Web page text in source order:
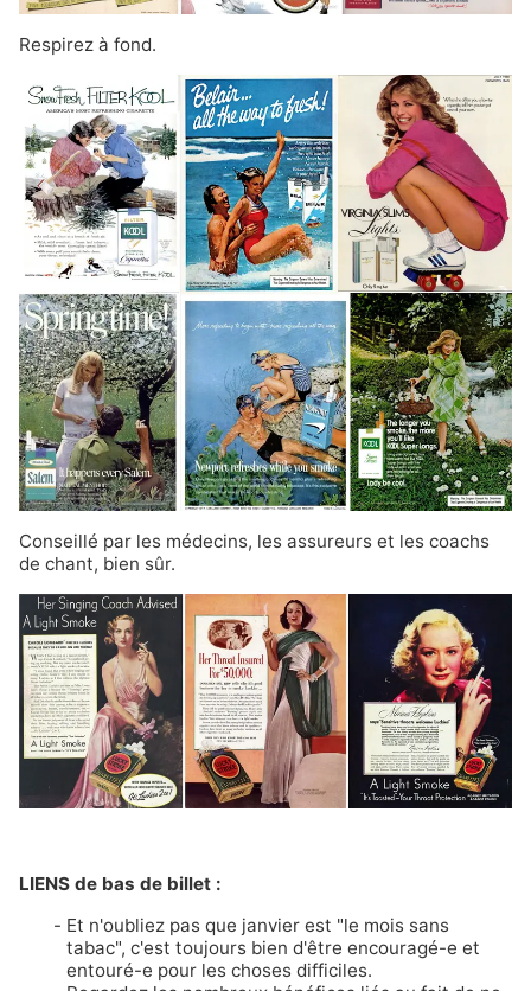
Respirez à fond.
Conseillé par les médecins, les assureurs et les coachs
de chant, bien sûr.
LIENS de bas de billet :
Et n'oubliez pas que janvier est "le mois sans
tabac", c'est toujours bien d'être encouragé-e et
entouré-e pour les choses difficiles.